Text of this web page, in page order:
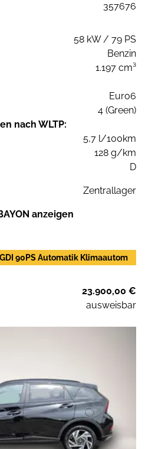
357676
58 kW / 79 PS
Benzin
1.197 cm³
Euro6
4 (Green)
nach WLTP:
5,7 l/100km
128 g/km
D
Zentrallager
anzeigen
90PS Automatik Klimaautom
23.900,00 €
ausweisbar